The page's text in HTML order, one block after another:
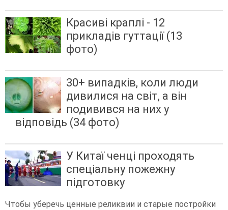
Красиві краплі - 12
прикладів гуттації (13
фото)
30+ випадків, коли люди
дивилися на світ, а він
подивився на них у
відповідь (34 фото)
У Китаї ченці проходять
спеціальну пожежну
підготовку
Чтобы уберечь ценные реликвии и старые постройки